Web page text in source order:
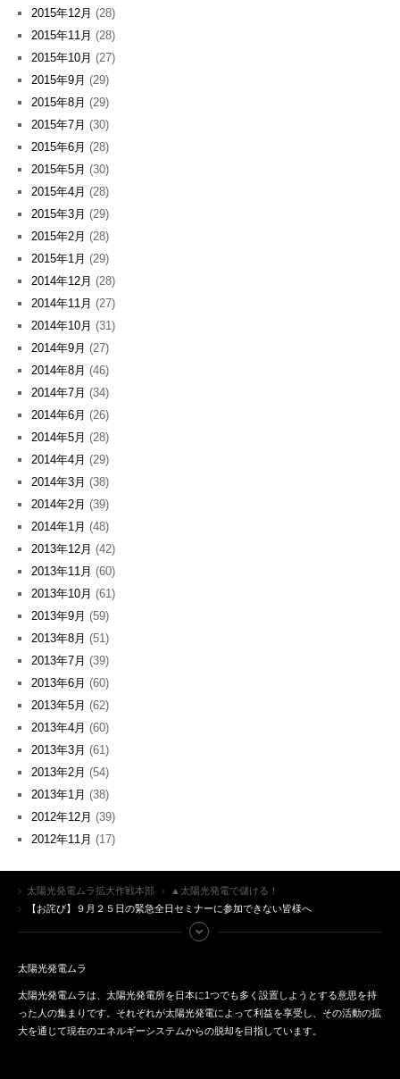
2015年12月 (28)
2015年11月 (28)
2015年10月 (27)
2015年9月 (29)
2015年8月 (29)
2015年7月 (30)
2015年6月 (28)
2015年5月 (30)
2015年4月 (28)
2015年3月 (29)
2015年2月 (28)
2015年1月 (29)
2014年12月 (28)
2014年11月 (27)
2014年10月 (31)
2014年9月 (27)
2014年8月 (46)
2014年7月 (34)
2014年6月 (26)
2014年5月 (28)
2014年4月 (29)
2014年3月 (38)
2014年2月 (39)
2014年1月 (48)
2013年12月 (42)
2013年11月 (60)
2013年10月 (61)
2013年9月 (59)
2013年8月 (51)
2013年7月 (39)
2013年6月 (60)
2013年5月 (62)
2013年4月 (60)
2013年3月 (61)
2013年2月 (54)
2013年1月 (38)
2012年12月 (39)
2012年11月 (17)
太陽光発電ムラ拡大作戦本部
▲太陽光発電で儲ける！
【お詫び】９月２５日の緊急全日セミナーに参加できない皆様へ
太陽光発電ムラ
太陽光発電ムラは、太陽光発電所を日本に1つでも多く設置しようとする意思を持
った人の集まりです。それぞれが太陽光発電によって利益を享受し、その活動の拡
大を通じて現在のエネルギーシステムからの脱却を目指しています。